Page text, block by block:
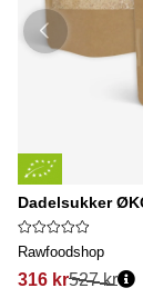
Dadelsukker
Rawfoodshop
316 kr527 kr